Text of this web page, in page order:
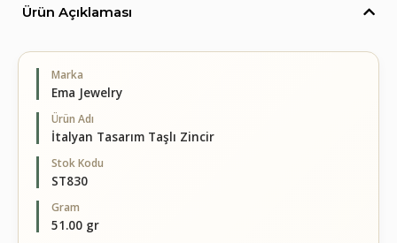
Ürün Açıklaması
Marka
Ema Jewelry
Ürün Adı
İtalyan Tasarım Taşlı Zincir
Stok Kodu
ST830
Gram
51.00 gr